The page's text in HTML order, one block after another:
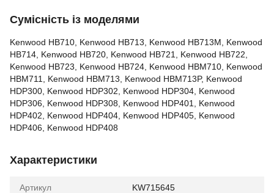
Сумісність із моделями
Kenwood HB710, Kenwood HB713, Kenwood HB713M, Kenwood
HB714, Kenwood HB720, Kenwood HB721, Kenwood HB722,
Kenwood HB723, Kenwood HB724, Kenwood HBM710, Kenwood
HBM711, Kenwood HBM713, Kenwood HBM713P, Kenwood
HDP300, Kenwood HDP302, Kenwood HDP304, Kenwood
HDP306, Kenwood HDP308, Kenwood HDP401, Kenwood
HDP402, Kenwood HDP404, Kenwood HDP405, Kenwood
HDP406, Kenwood HDP408
Характеристики
Артикул KW715645